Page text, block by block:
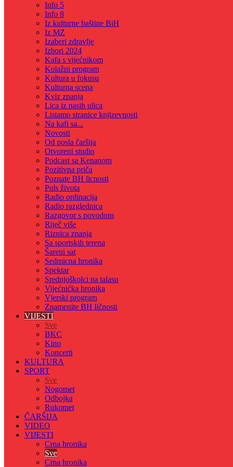
Info 5
Info 8
Iz kulturne baštine BiH
Iz MZ
Izaberi zdravlje
Izbori 2024
Kafa s vijećnikom
Kolažni program
Kultura u fokusu
Kulturna scena
Kviz znanja
Lica iz nasih ulica
Listamo stranice knjizevnosti
Na kafi sa...
Novosti
Od posla čaršija
Otvoreni studio
Podcast sa Kenanom
Pozitivna priča
Poznate BH licnosti
Puls života
Radio ordinacija
Radio razglednica
Razgovor s povodom
Riječ više
Riznica znanja
Sa sportskih terena
Šareni sat
Sedmicna hronika
Spektar
Srednjoškolci na talasu
Vijećnićka hronika
Vjerski program
Znamenite BH ličnosti
VIJESTI
Sve
BKC
Kino
Koncerti
KULTURA
SPORT
Sve
Nogomet
Odbojka
Rukomet
ČARŠIJA
VIDEO
VIJESTI
Crna hronika
Sve
Crna hronika